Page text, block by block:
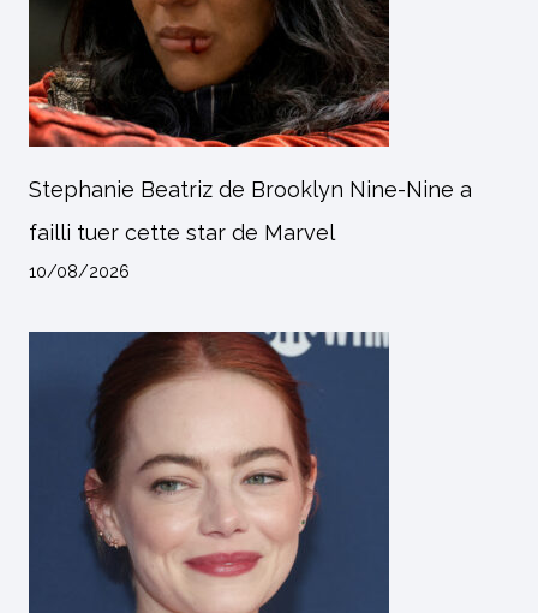
Stephanie Beatriz de Brooklyn Nine-Nine a
failli tuer cette star de Marvel
10/08/2026